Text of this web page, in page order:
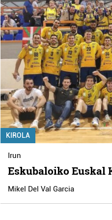
KIROLA
Irun
Eskubaloiko Euskal
Mikel Del Val Garcia